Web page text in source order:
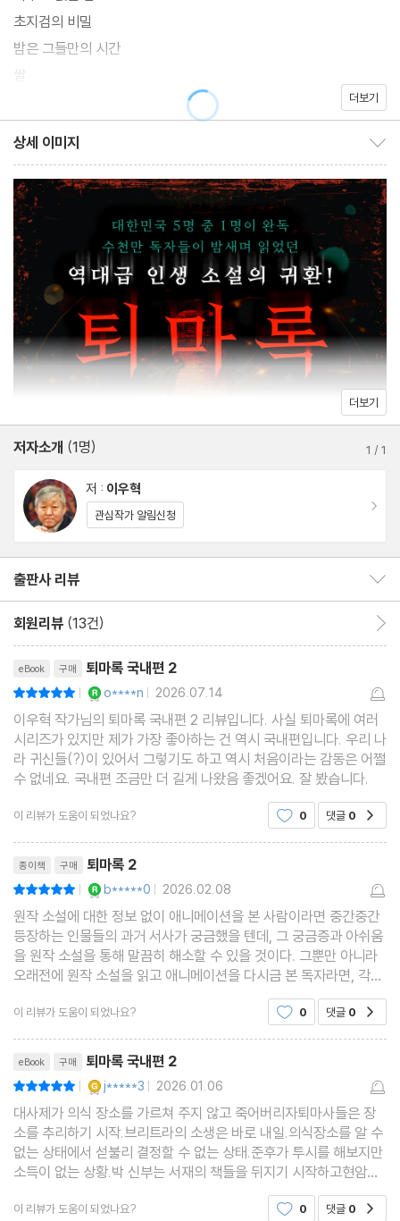
본으로 독자들의 소장 욕구를 자극할 것이다.
『퇴마록 국내편』 출간 이후에는 순차적으로 6월에 소장판 전권 세
트가 양장본으로 출간될 예정이다. 특히 이번 『퇴마록』 소장판 전권
세트는 총 17권으로, 기존의 16권(본편 14권, 외전 2권)에 10여 년
동안 이우혁 작가가 심혈을 기울여 쓴 ‘신작(외전-세 번째 이야
신작인 『퇴마록 외전-세 번째 이야기』는 ‘퇴마록’ 시리즈 첫 번째 챕
터의 대장정을 마무리함과 동시에, 이우혁 작가가 인생의 필력을 걸
고 고군분투하며 집필하는 퇴마록 시리즈의 두 번째 챕터, 『뉴 퇴마
록(가제)』으로 독자들을 이끄는 중대한 역할을 맡았다.
‘퇴마록 신드롬’의 부스터가 되어줄 신작과 더불어 이번 개정판을 통
하여 찐팬 독자들은 진한 향수와 함께 다시 한번 인생 소설 『퇴마록』
초지검의 비밀
밤은 그들만의 시간
쌀
더보기
상세 이미지
더보기
저자소개 (1명) 1 /1
저 : 이우혁
관심작가 알림신청
출판사 리뷰
회원리뷰 (13건)
eBook 구매 퇴마록 국내편 2
| o****n | 2026.07.14
이우혁 작가님의 퇴마록 국내편 2 리뷰입니다. 사실 퇴마록에 여러
시리즈가 있지만 제가 가장 좋아하는 건 역시 국내편입니다. 우리 나
라 귀신들(?)이 있어서 그렇기도 하고 역시 처음이라는 감동은 어쩔
수 없네요. 국내편 조금만 더 길게 나왔음 좋겠어요. 잘 봤습니다.
이 리뷰가 도움이 되었나요? 0 댓글 0
종이책 구매 퇴마록 2
| b*****0 | 2026.02.08
원작 소설에 대한 정보 없이 애니메이션을 본 사람이라면 중간중간
등장하는 인물들의 과거 서사가 궁금했을 텐데, 그 궁금증과 아쉬움
을 원작 소설을 통해 말끔히 해소할 수 있을 것이다. 그뿐만 아니라
오래전에 원작 소설을 읽고 애니메이션을 다시금 본 독자라면, 각색
된 부분을 비교해서 읽는 재미는 물론 원작 소설만이 주는 오리지널
리티의 감동을 더욱 크게 느낄 것이다.애니메이
이 리뷰가 도움이 되었나요? 0 댓글 0
eBook 구매 퇴마록 국내편 2
| j*****3 | 2026.01.06
대사제가 의식 장소를 가르쳐 주지 않고 죽어버리자퇴마사들은 장
소를 추리하기 시작.브리트라의 소생은 바로 내일.의식장소를 알 수
없는 상태에서 섣불리 결정할 수 없는 상태.준후가 투시를 해보지만
소득이 없는 상황.박 신부는 서재의 책들을 뒤지기 시작하고현암은
유서를 살피고, 승희는 생각에 빠져있을 때.준후가 대사제의 혼을 부
르는 초혼을 제안.
이 리뷰가 도움이 되었나요? 0 댓글 0